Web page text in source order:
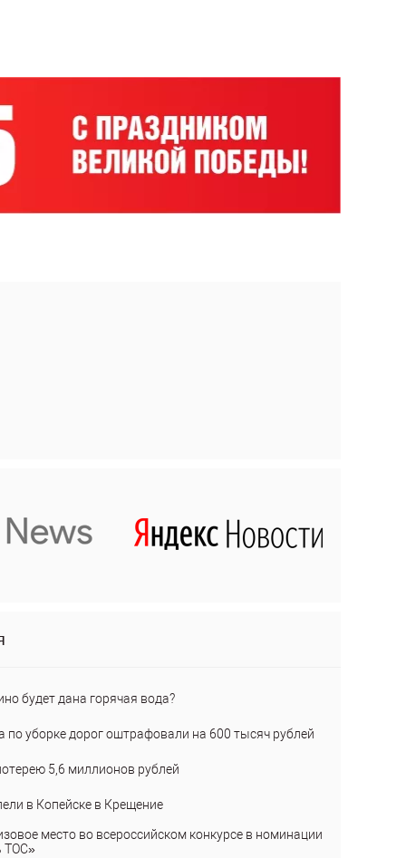
будет дана горячая вода?
по уборке дорог оштрафовали на 600 тысяч рублей
5,6 миллионов рублей
в Копейске в Крещение
место во всероссийском конкурсе в номинации
ТОС»